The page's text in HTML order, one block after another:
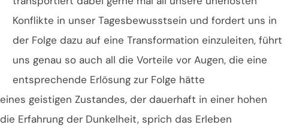
Konflikte in unser Tagesbewusstsein und fordert uns in
der Folge dazu auf eine Transformation einzuleiten, führt
uns genau so auch all die Vorteile vor Augen, die eine
entsprechende Erlösung zur Folge hätte
geistigen Zustandes, der dauerhaft in einer hohen
Erfahrung der Dunkelheit, sprich das Erleben